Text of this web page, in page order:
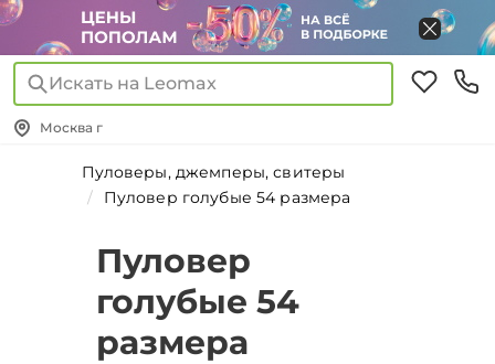
Искать на Leomax
Москва г
Пуловеры, джемперы, свитеры
Пуловер голубые 54 размера
Пуловер
голубые 54
размера